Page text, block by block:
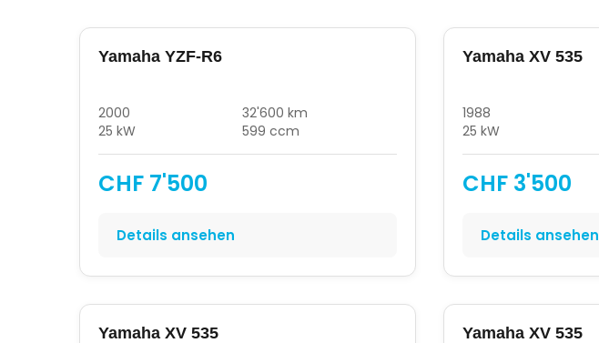
Yamaha YZF-R6
2000
32'600 km
25 kW
599 ccm
CHF 7'500
Details ansehen
Yamaha XV 535
1988
25 kW
CHF 3'500
Details ansehen
Yamaha XV 535 Yamaha XV 535